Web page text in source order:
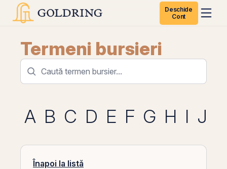
Deschide
Cont
Termeni bursieri
A B C D E F G H I J
Înapoi la listă